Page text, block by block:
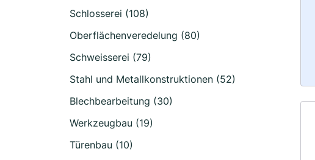
Schlosserei (108)
Oberflächenveredelung (80)
Schweisserei (79)
Stahl und Metallkonstruktionen (52)
Blechbearbeitung (30)
Werkzeugbau (19)
Türenbau (10)